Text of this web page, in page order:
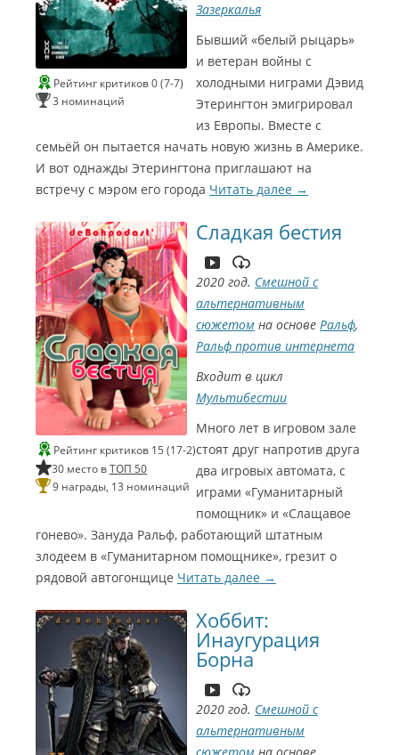
Рейтинг критиков 0 (7-7)
3 номинаций
и
н
Г
м
э
р
2
Зазеркалья
Бывший «белый рыцарь»
и ветеран войны с
холодными ниграми Дэвид
Этерингтон эмигрировал
из Европы. Вместе с
семьёй он пытается начать новую жизнь в Америке.
И вот однажды Этерингтона приглашают на
встречу с мэром его города Читать далее →
Рейтинг критиков 15 (17-2)
30 место вТОП 50
9 награды, 13 номинаций
Сладкая бестия
2020 год. Смешной с
альтернативным
сюжетом на основе Ральф,
Ральф против интернета
Входит в цикл
Мультибестии
Много лет в игровом зале
стоят друг напротив друга
два игровых автомата, с
играми «Гуманитарный
помощник» и «Слащавое
гонево». Зануда Ральф, работающий штатным
злодеем в «Гуманитарном помощнике», грезит о
рядовой автогонщице Читать далее →
Хоббит:
Инаугурация
Борна
2020 год. Смешной с
альтернативным